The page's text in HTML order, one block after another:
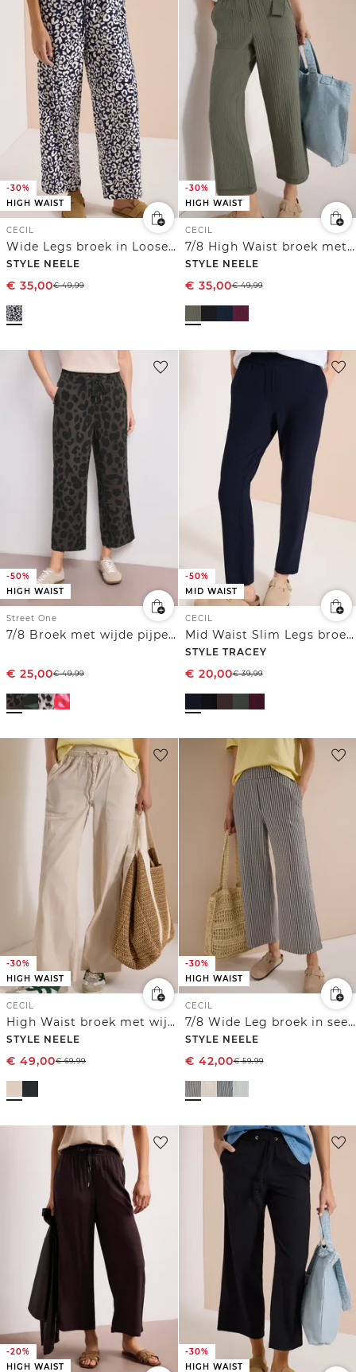
-30%
HIGH WAIST
CECIL
Wide Legs broek in Loose Fit met leoprint
STYLE NEELE
€ 35,00€49,99
-30%
HIGH WAIST
CECIL
7/8 High Waist broek met wijde pijpen in Loose Fit
STYLE NEELE
€ 35,00€49,99
-50%
HIGH WAIST
Street One
7/8 Broek met wijde pijpen in Loose Fit met print
€ 25,00€49,99
-50%
MID WAIST
CECIL
Mid Waist Slim Legs broek in casual fit
STYLE TRACEY
€ 20,00€39,99
-30%
HIGH WAIST
CECIL
High Waist broek met wijde pijpen in Loose Fit
STYLE NEELE
€ 49,00€69,99
-30%
HIGH WAIST
CECIL
7/8 Wide Leg broek in seersucker stof
STYLE NEELE
€ 42,00€59,99
-20%
HIGH WAIST
-30%
HIGH WAIST